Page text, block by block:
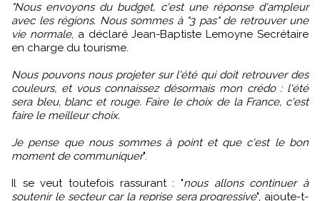
"Nous envoyons du budget, c'est une réponse d'ampleur
avec les régions. Nous sommes à "3 pas" de retrouver une
vie normale, a déclaré Jean-Baptiste Lemoyne Secrétaire
en charge du tourisme.
Nous pouvons nous projeter sur l'été qui doit retrouver des
couleurs, et vous connaissez désormais mon crédo : l'été
sera bleu, blanc et rouge. Faire le choix de la France, c'est
faire le meilleur choix.
Je pense que nous sommes à point et que c'est le bon
moment de communiquer".
Il se veut toutefois rassurant : "nous allons continuer à
soutenir le secteur car la reprise sera progressive", ajoute-t-